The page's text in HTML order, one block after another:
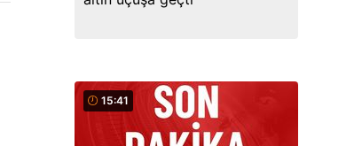
15:41